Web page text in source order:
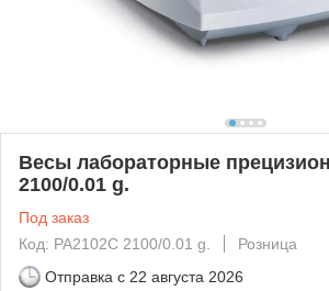
Весы лабораторные
2100/0.01 g.
Под заказ
Код: РА2102С 2100/0.01 g.
Розница
Отправка с 22 августа 2026